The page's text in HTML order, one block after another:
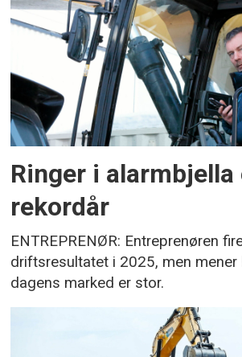
Ringer i
rekordår
ENTREPRENØR: Entreprenøren
driftsresultatet i 2025, men mener
dagens marked er stor.